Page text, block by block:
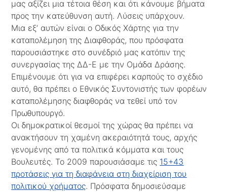
μας αξίζει μια τέτοια θέση και ότι κάνουμε βήματα
προς την κατεύθυνση αυτή. Λύσεις υπάρχουν.
Μια εξ’ αυτών είναι ο Οδικός Χάρτης για την
καταπολέμηση της Διαφθοράς, που πρόσφατα
παρουσιάστηκε στο συνέδριό μας κατόπιν της
συνεργασίας της ΔΔ-Ε με την Ομάδα Δράσης.
Επιμένουμε ότι για να επιφέρει καρπούς το σχέδιο
αυτό, θα πρέπει ο Εθνικός Συντονιστής των φορέων
καταπολέμησης διαφθοράς να τεθεί υπό τον
Πρωθυπουργό.
Οι δημοκρατικοί θεσμοί της χώρας θα πρέπει να
ανακτήσουν τη χαμένη ακεραιότητά τους, αρχής
γενομένης από τα πολιτικά κόμματα και τους
Βουλευτές. Το 2009 παρουσιάσαμε τις 15+43
προτάσεις για τη διαφάνεια στη διαχείριση του
πολιτικού χρήματος. Πρόσφατα δημοσιεύσαμε